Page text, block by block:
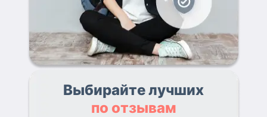
Выбирайте лучших
по отзывам